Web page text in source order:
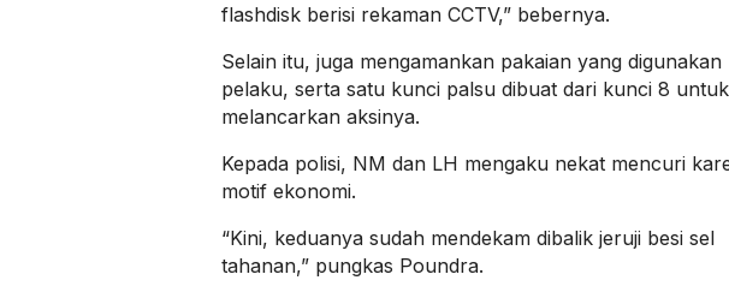
flashdisk berisi rekaman CCTV,” bebernya.
Selain itu, juga mengamankan pakaian yang digunakan
pelaku, serta satu kunci palsu dibuat dari kunci 8 untuk
melancarkan aksinya.
Kepada polisi, NM dan LH mengaku nekat mencuri
motif ekonomi.
“Kini, keduanya sudah mendekam dibalik jeruji besi sel
tahanan,” pungkas Poundra.